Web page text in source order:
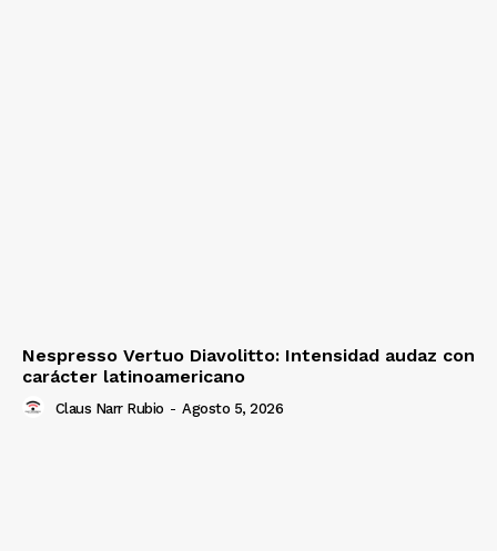
Nespresso Vertuo Diavolitto: Intensidad audaz con
carácter latinoamericano
Claus Narr Rubio - Agosto 5, 2026